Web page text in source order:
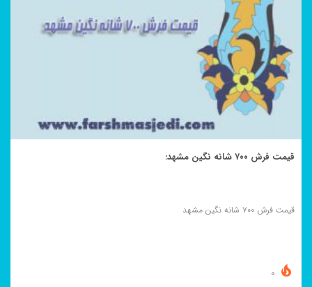
قیمت فرش ۷۰۰ شانه نگین مشهد:
قیمت فرش ۷۰۰ شانه نگین مشهد